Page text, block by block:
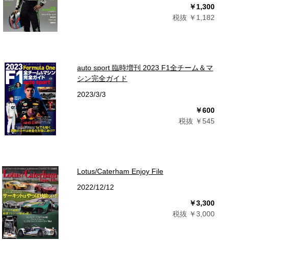
￥1,300
税抜 ￥1,182
auto sport 臨時増刊 2023 F1全チーム＆マ
シン完全ガイド
2023/3/3
￥600
税抜 ￥545
Lotus/Caterham Enjoy File
2022/12/12
￥3,300
税抜 ￥3,000